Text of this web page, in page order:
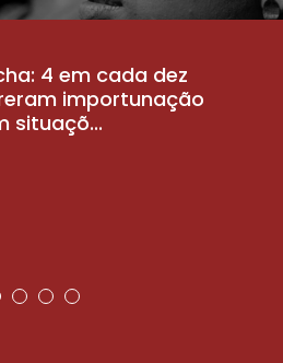
4 em cada dez
importunação
situaçõ...